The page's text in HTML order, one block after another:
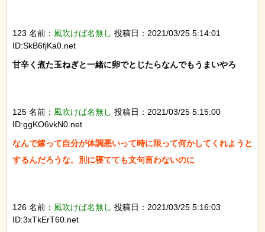
123 名前： 風吹けば名無し 投稿日：2021/03/25 5:14:01
ID:SkB6fjKa0.net
甘辛く煮た玉ねぎと一緒に卵でとじたらなんでもうまいやろ
125 名前： 風吹けば名無し 投稿日：2021/03/25 5:15:00
ID:ggKO6vkN0.net
なんで嫁って自分が体調悪いって時に限って何かしてくれようと
するんだろうな。別に寝てても文句言わないのに
126 名前： 風吹けば名無し 投稿日：2021/03/25 5:16:03
ID:3xTkErT60.net